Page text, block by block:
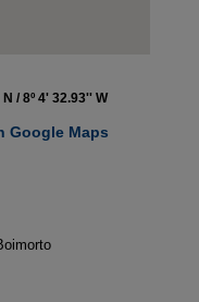
/ 8º 4' 32.93'' W
Google Maps